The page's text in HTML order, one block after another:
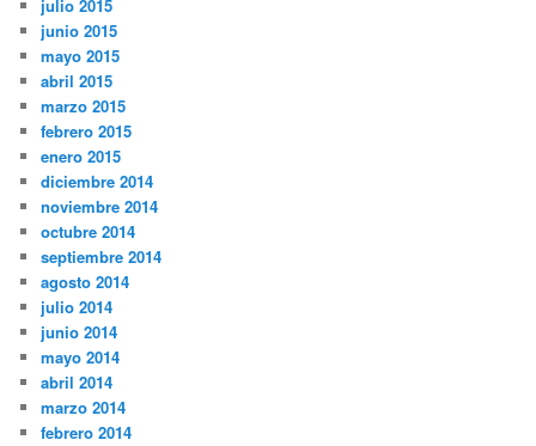
julio 2015
junio 2015
mayo 2015
abril 2015
marzo 2015
febrero 2015
enero 2015
diciembre 2014
noviembre 2014
octubre 2014
septiembre 2014
agosto 2014
julio 2014
junio 2014
mayo 2014
abril 2014
marzo 2014
febrero 2014